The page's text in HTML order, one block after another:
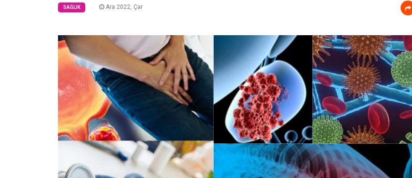
SAĞLIK Ara 2022, Çar